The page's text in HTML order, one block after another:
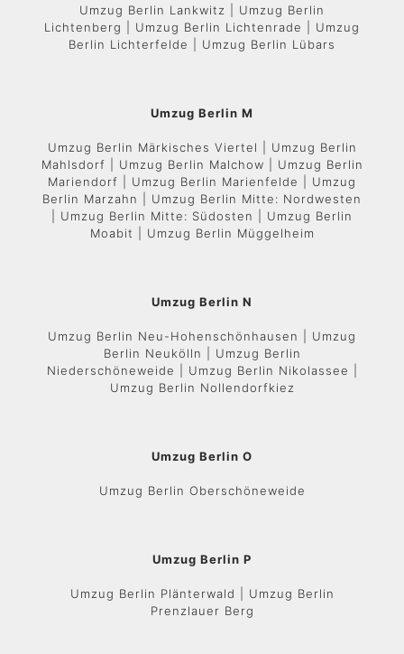
Umzug Berlin Lankwitz | Umzug Berlin
Lichtenberg | Umzug Berlin Lichtenrade | Umzug
Berlin Lichterfelde | Umzug Berlin Lübars
Umzug Berlin M
Umzug Berlin Märkisches Viertel | Umzug Berlin
Mahlsdorf | Umzug Berlin Malchow | Umzug Berlin
Mariendorf | Umzug Berlin Marienfelde | Umzug
Berlin Marzahn | Umzug Berlin Mitte: Nordwesten
| Umzug Berlin Mitte: Südosten | Umzug Berlin
Moabit | Umzug Berlin Müggelheim
Umzug Berlin N
Umzug Berlin Neu-Hohenschönhausen | Umzug
Berlin Neukölln | Umzug Berlin
Niederschöneweide | Umzug Berlin Nikolassee |
Umzug Berlin Nollendorfkiez
Umzug Berlin O
Umzug Berlin Oberschöneweide
Umzug Berlin P
Umzug Berlin Plänterwald | Umzug Berlin
Prenzlauer Berg